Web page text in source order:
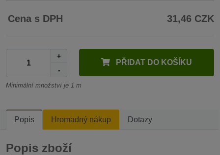
Cena s DPH 31,46 CZK
+
-
PŘIDAT DO KOŠÍKU
Minimální množství je 1 m
Popis Hromadný nákup Dotazy
Popis zboží